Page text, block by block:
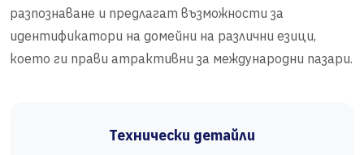
разпознаване и предлагат възможности за
идентификатори на домейни на различни езици,
което ги прави атрактивни за международни пазари.
Технически детайли